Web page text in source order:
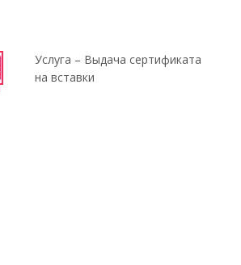
Услуга – Выдача сертификата
на вставки